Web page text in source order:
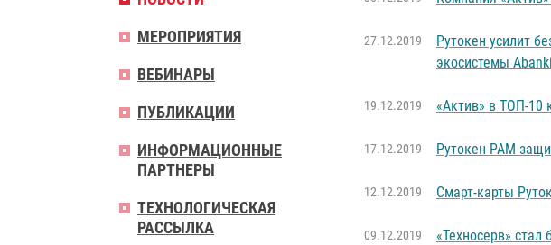
27.12.2019
Рутокен усилит
экосистемы
19.12.2019 «Актив» в ТОП-10
17.12.2019 Рутокен РАМ
12.12.2019 Смарт-карты
09.12.2019
«Техносерв»
МЕРОПРИЯТИЯ
ВЕБИНАРЫ
ПУБЛИКАЦИИ
ИНФОРМАЦИОННЫЕ
ПАРТНЕРЫ
ТЕХНОЛОГИЧЕСКАЯ
РАССЫЛКА